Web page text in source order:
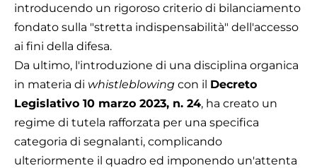
introducendo un rigoroso criterio di bilanciamento
fondato sulla "stretta indispensabilità" dell'accesso
ai fini della difesa.
Da ultimo, l'introduzione di una disciplina organica
in materia di whistleblowing con il Decreto
Legislativo 10 marzo 2023, n. 24, ha creato un
regime di tutela rafforzata per una specifica
categoria di segnalanti, complicando
ulteriormente il quadro ed imponendo un'attenta